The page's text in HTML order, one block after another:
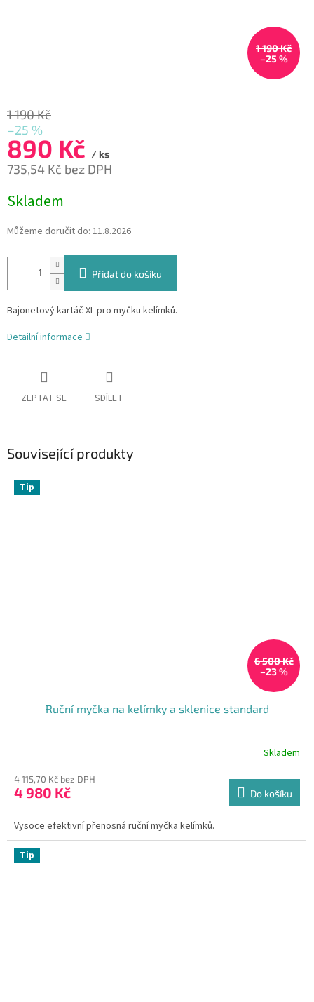
1 190 Kč
–25 %
1 190 Kč
–25 %
890 Kč / ks
735,54 Kč bez DPH
cena:
Skladem
Můžeme doručit do: 11.8.2026
Přidat do košíku
Bajonetový kartáč XL pro myčku kelímků.
Detailní informace
ZEPTAT SE SDÍLET
Související produkty
Tip
6 500 Kč
–23 %
Ruční myčka na kelímky a sklenice standard
Skladem
4 115,70 Kč bez DPH
4 980 Kč Do košíku
Vysoce efektivní přenosná ruční myčka kelímků.
Tip